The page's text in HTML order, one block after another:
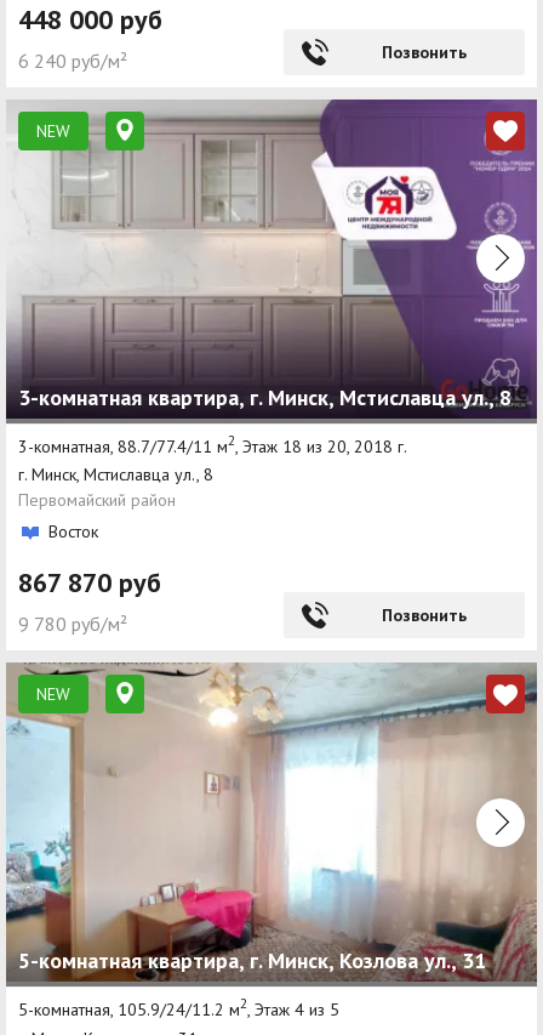
448 000 руб
6 240 руб/м² Позвонить
NEW
3-комнатная квартира, г. Минск, Мстиславца ул., 8
3-комнатная, 88.7/77.4/11 м2 , Этаж 18 из 20, 2018 г.
г. Минск, Мстиславца ул., 8
Первомайский район
Восток
867 870 руб
9 780 руб/м² Позвонить
NEW
5-комнатная квартира, г. Минск, Козлова ул., 31
5-комнатная, 105.9/24/11.2 м2, Этаж 4 из 5